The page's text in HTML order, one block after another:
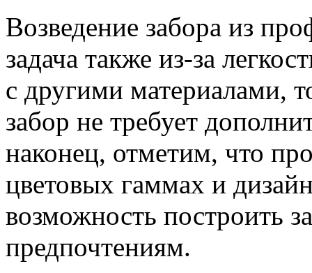
Возведение забора из
задача также из-за
с другими материалами,
забор не требует
наконец, отметим, что
цветовых гаммах и
возможность построить
предпочтениям.